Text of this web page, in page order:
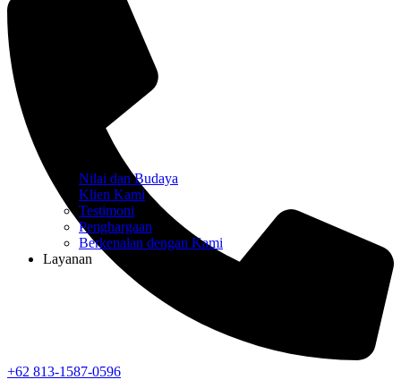
Nilai dan Budaya
Klien Kami
Testimoni
Penghargaan
Berkenalan dengan Kami
Layanan
‪+62 813‑1587‑0596‬